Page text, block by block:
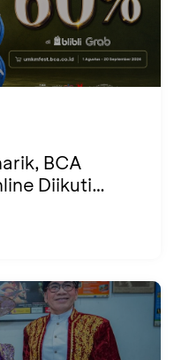
BCA
Diikuti